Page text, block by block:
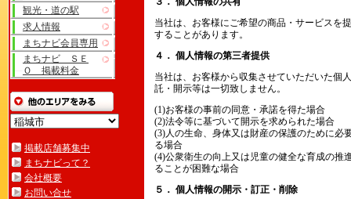
観光・道の駅
求人情報
まちナビ会員専用
まちナビ ＳＥ
Ｏ 掲載料金
掲載店舗募集中
まちナビって？
会社概要
お問い合せ
当社は、お客様にご希望の商品・サービスを
することがあります。
４． 個人情報の第三者提供
当社は、お客様から収集させていただいた個
託・開示等は一切致しません。
(1)お客様の事前の同意・承諾を得た場合
(2)法令等に基づいて開示を求められた場合
(3)人の生命、身体又は財産の保護のために必
る場合
(4)公衆衛生の向上又は児童の健全な育成の推
ることが困難な場合
５． 個人情報の開示・訂正・削除